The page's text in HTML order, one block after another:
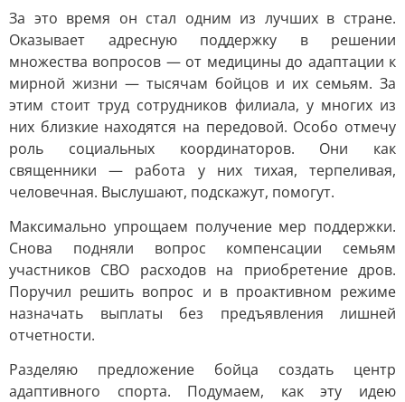
За это время он стал одним из лучших в стране.
Оказывает адресную поддержку в решении
множества вопросов — от медицины до адаптации к
мирной жизни — тысячам бойцов и их семьям. За
этим стоит труд сотрудников филиала, у многих из
них близкие находятся на передовой. Особо отмечу
роль социальных координаторов. Они как
священники — работа у них тихая, терпеливая,
человечная. Выслушают, подскажут, помогут.
Максимально упрощаем получение мер поддержки.
Снова подняли вопрос компенсации семьям
участников СВО расходов на приобретение дров.
Поручил решить вопрос и в проактивном режиме
назначать выплаты без предъявления лишней
отчетности.
Разделяю предложение бойца создать центр
адаптивного спорта. Подумаем, как эту идею